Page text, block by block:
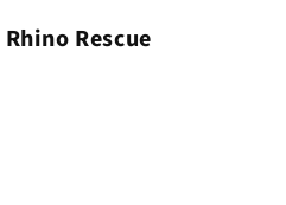
Rescue